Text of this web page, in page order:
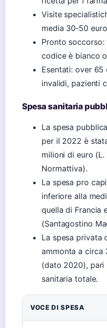
Visite
media 30‑50
Pronto
codice è bianco
Esentati: over 65
invalidi, pazienti
Spesa sanitaria
La spesa
per il 2022 è
milioni di euro
Normattiva).
La spesa pro
inferiore alla
quella di Francia
(Santagostino
La spesa privata
ammonta a circa
(dato 2020), pari
sanitaria totale.
VOCE DI SPESA